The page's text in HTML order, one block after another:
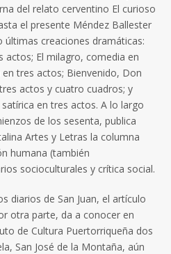
del relato cerventino El curioso
el presente Méndez Ballester
creaciones dramáticas:
actos; El milagro, comedia en
tres actos; Bienvenido, Don
actos y cuatro cuadros; y
en tres actos. A lo largo
de los sesenta, publica
Artes y Letras la columna
humana (también
socioculturales y crítica social.
diarios de San Juan, el artículo
otra parte, da a conocer en
de Cultura Puertorriqueña dos
San José de la Montaña, aún